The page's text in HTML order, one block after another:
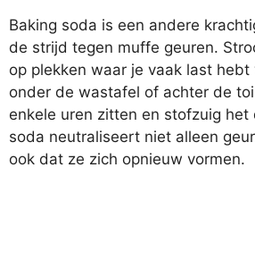
Baking soda is een andere
de strijd tegen muffe geuren.
op plekken waar je vaak last hebt
onder de wastafel of achter de
enkele uren zitten en stofzuig het
soda neutraliseert niet alleen
ook dat ze zich opnieuw vormen.